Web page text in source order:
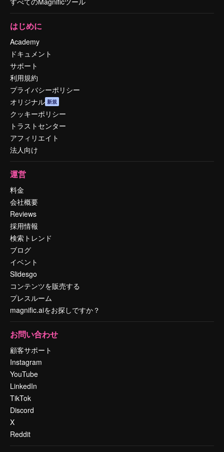
はじめに
Academy
ドキュメント
サポート
利用規約
プライバシーポリシー
オリジナル 新規
クッキーポリシー
トラストセンター
アフィリエイト
法人向け
運営
料金
会社概要
Reviews
採用情報
検索トレンド
ブログ
イベント
Slidesgo
コンテンツを販売する
プレスルーム
magnific.aiをお探しですか？
お問い合わせ
顧客サポート
Instagram
YouTube
LinkedIn
TikTok
Discord
X
Reddit